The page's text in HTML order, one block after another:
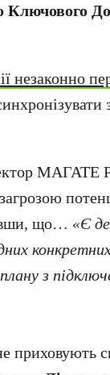
Ключового
незаконно
МАГАТЕ
що… «Є
конкретних
з
приховують